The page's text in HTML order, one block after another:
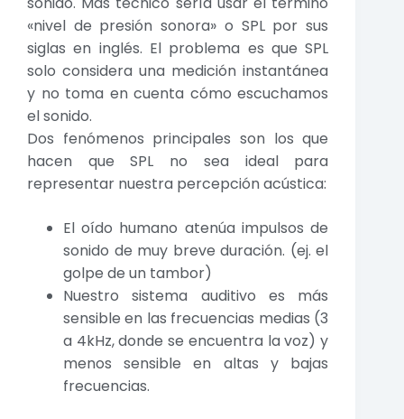
«nivel de presión sonora» o SPL por sus
siglas en inglés. El problema es que SPL
solo considera una medición instantánea
y no toma en cuenta cómo escuchamos
el sonido.
Dos fenómenos principales son los que
hacen que SPL no sea ideal para
representar nuestra percepción acústica:
El oído humano atenúa impulsos de
sonido de muy breve duración. (ej. el
golpe de un tambor)
Nuestro sistema auditivo es más
sensible en las frecuencias medias (3
a 4kHz, donde se encuentra la voz) y
menos sensible en altas y bajas
frecuencias.